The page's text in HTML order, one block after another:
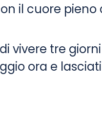
il cuore pieno
vivere tre
ora e